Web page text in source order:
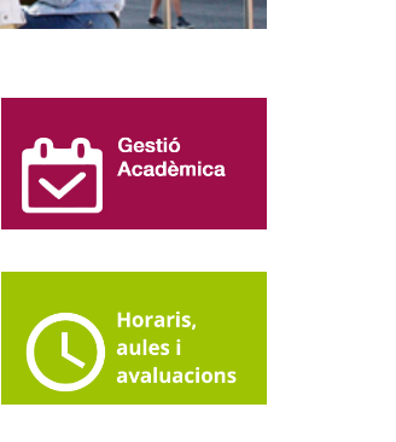
Informació
complementària